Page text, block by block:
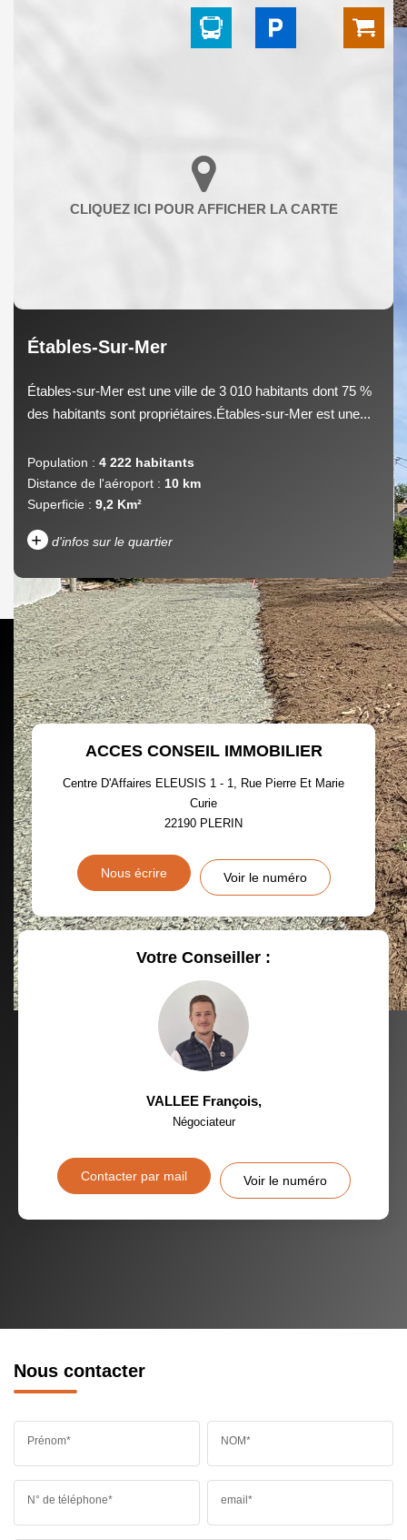
Étables-Sur-Mer
Étables-sur-Mer est une ville de 3 010 habitants dont 75 %
des habitants sont propriétaires.Étables-sur-Mer est une...
Population : 4 222 habitants
Distance de l'aéroport : 10 km
Superficie : 9,2 Km²
+ d'infos sur le quartier
DENSITÉ DE POPULATION ENFANTS ET ADOLESCENTS
AGE MOYEN
REVENU MENSUEL PAR
MÉNAGE
TAUX DE PROPRIÉTAIRES TAUX D'HABITATION
TAXE FONCIÈRE
PART DES MÉNAGES SANS
VOITURE
DISTANCE DE L'AÉROPORT : SUPERFICIE :
RÉSULTATS DES LYCÉES ECOLES ET CRÈCHES
RESTAURANTS ET CAFÉS
MÉDECINS
ACCES CONSEIL IMMOBILIER
Centre D'Affaires ELEUSIS 1 - 1, Rue Pierre Et Marie
Curie
22190 PLERIN
Nous écrire Voir le numéro
Votre Conseiller :
VALLEE François,
Négociateur
Contacter par mail Voir le numéro
Nous contacter
Prénom* NOM*
N° de téléphone* email*